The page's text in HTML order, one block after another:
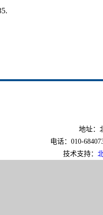
地址：
电话：010-
技术支持：